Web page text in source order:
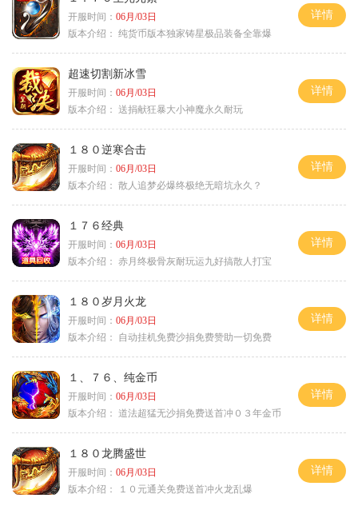
开服时间： 06月/03日
版本介绍： 纯货币版本独家铸星极品装备全靠爆
详情
超速切割新冰雪
开服时间： 06月/03日
版本介绍： 送捐献狂暴大小神魔永久耐玩
详情
１８０逆寒合击
开服时间： 06月/03日
版本介绍： 散人追梦必爆终极绝无暗坑永久？
详情
１７６经典
开服时间： 06月/03日
版本介绍： 赤月终极骨灰耐玩运九好搞散人打宝
详情
１８０岁月火龙
开服时间： 06月/03日
版本介绍：
自动挂机免费沙捐免费赞助一切免费
详情
１、７６、纯金币
开服时间： 06月/03日
版本介绍： 道法超猛无沙捐免费送首冲０３年金币
详情
１８０龙腾盛世
开服时间： 06月/03日
版本介绍：
１０元通关免费送首冲火龙乱爆
详情